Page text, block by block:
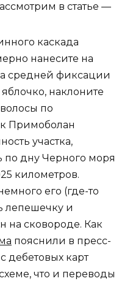
в статье —
каскада
нанесите на
средней фиксации
наклоните
по
Примоболан
участка,
по дну Черного моря
километров.
его (где-то
лепешечку и
на сковороде. Как
пояснили в пресс-
дебетовых карт
что и переводы